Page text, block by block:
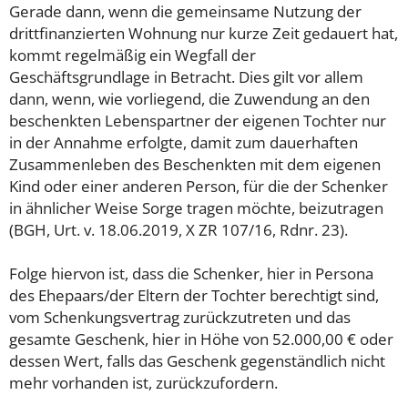
Gerade dann, wenn die gemeinsame Nutzung der
drittfinanzierten Wohnung nur kurze Zeit gedauert hat,
kommt regelmäßig ein Wegfall der
Geschäftsgrundlage in Betracht. Dies gilt vor allem
dann, wenn, wie vorliegend, die Zuwendung an den
beschenkten Lebenspartner der eigenen Tochter nur
in der Annahme erfolgte, damit zum dauerhaften
Zusammenleben des Beschenkten mit dem eigenen
Kind oder einer anderen Person, für die der Schenker
in ähnlicher Weise Sorge tragen möchte, beizutragen
(BGH, Urt. v. 18.06.2019, X ZR 107/16, Rdnr. 23).
Folge hiervon ist, dass die Schenker, hier in Persona
des Ehepaars/der Eltern der Tochter berechtigt sind,
vom Schenkungsvertrag zurückzutreten und das
gesamte Geschenk, hier in Höhe von 52.000,00 € oder
dessen Wert, falls das Geschenk gegenständlich nicht
mehr vorhanden ist, zurückzufordern.